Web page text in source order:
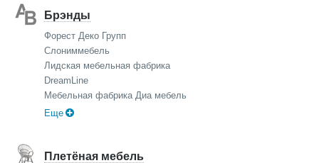
Брэнды
Форест Деко Групп
Слониммебель
Лидская мебельная фабрика
DreamLine
Мебельная фабрика Диа мебель
Еще
Плетёная мебель